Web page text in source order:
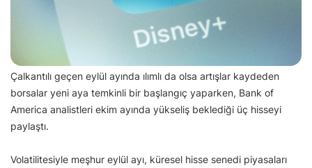
Çalkantılı geçen eylül ayında ılımlı da olsa artışlar kaydeden
borsalar yeni aya temkinli bir başlangıç yaparken, Bank of
America analistleri ekim ayında yükseliş beklediği üç hisseyi
paylaştı.
Volatilitesiyle meşhur eylül ayı, küresel hisse senedi piyasaları